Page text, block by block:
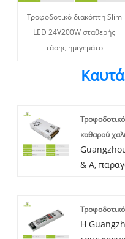
Τροφοδοτικό διακόπτη Slim
LED 24V200W σταθερής
τάσης ημιγεμάτο
καθαρού
& Α,
500w στην
Η